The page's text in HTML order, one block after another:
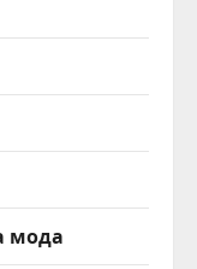
мода